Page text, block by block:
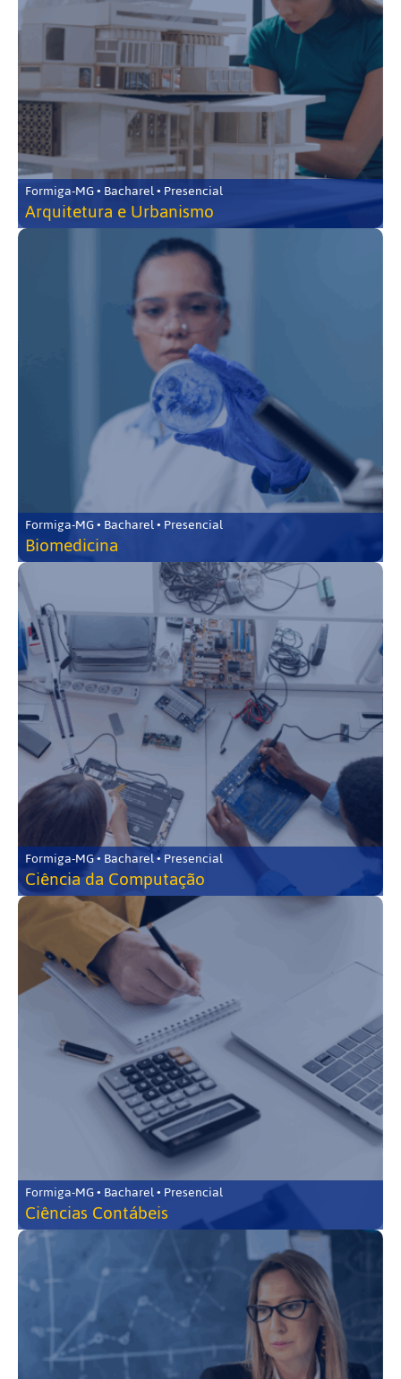
Formiga-MG • Bacharel • Presencial
Arquitetura e Urbanismo
Formiga-MG • Bacharel • Presencial
Biomedicina
Formiga-MG • Bacharel • Presencial
Ciência da Computação
Formiga-MG • Bacharel • Presencial
Ciências Contábeis